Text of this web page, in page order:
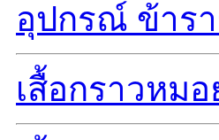
อุปกรณ์ ข้าร
เสื้อกราวหม